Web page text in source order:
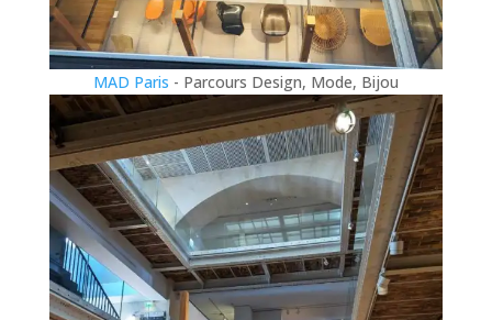
MAD Paris - Parcours Design, Mode, Bijou